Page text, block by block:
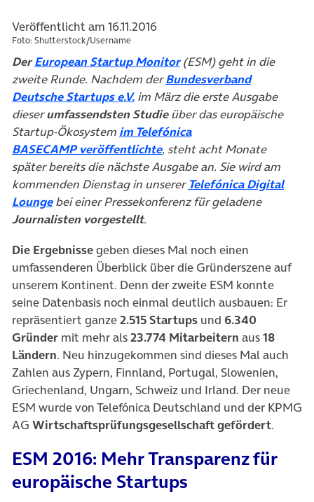
Veröffentlicht am 16.11.2016
Foto: Shutterstock/Username
DerEuropean Startup Monitor(öffnet in neuem Tab)
(ESM) geht in die
zweite Runde. Nachdem derBundesverband
Deutsche Startups e.V.(öffnet in neuem Tab)
im März die erste Ausgabe
dieserumfassendsten Studieüber das europäische
Startup-Ökosystem im Telefónica
BASECAMP veröffentlichte(öffnet in neuem Tab)
, steht acht Monate
später bereits die nächste Ausgabe an. Sie wird am
kommenden Dienstag in unserer Telefónica Digital
Lounge(öffnet in neuem Tab)
bei einer Pressekonferenz für geladene
Journalisten vorgestellt.
Die Ergebnissegeben dieses Mal noch einen
umfassenderen Überblick über die Gründerszene auf
unserem Kontinent. Denn der zweite ESM konnte
seine Datenbasis noch einmal deutlich ausbauen: Er
repräsentiert ganze2.515 Startups und 6.340
Gründer mit mehr als23.774 Mitarbeitern aus18
Ländern. Neu hinzugekommen sind dieses Mal auch
Zahlen aus Zypern, Finnland, Portugal, Slowenien,
Griechenland, Ungarn, Schweiz und Irland. Der neue
ESM wurde von Telefónica Deutschland und der KPMG
AG Wirtschaftsprüfungsgesellschaft gefördert.
ESM 2016: Mehr Transparenz für
europäische Startups